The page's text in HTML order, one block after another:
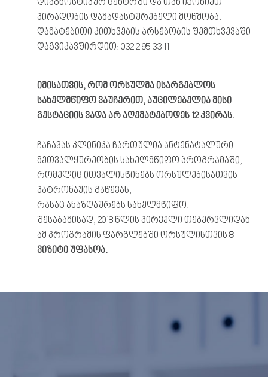
დიაგნოსტიკურ ცენტრში და თან იქონიეთ
პირადობის დამადასტურებელი მოწმობა.
დამატებითი კითხვების არსებობის შემთხვევაში
დაგვიკავშირდით: 032 2 95 33 11
იმისათვის, რომ ორსულმა ისარგებლოს
სახელმწიფო ვაუჩერით, აუცილებელია მისი
გესტაციის ვადა არ აღემატებოდეს 12 კვირას.
ჩაჩავას კლინიკა ჩართულია ანტენატალური
მეთვალყურეობის სახელმწიფო პროგრამაში,
რომელიც ითვალისწინებს ორსულებისათვის
პატრონაჟის გაწევას,
რასაც ანაზღაურებს სახელმწიფო.
შესაბამისად, 2018 წლის პირველი თებერვლიდან
ამ პროგრამის ფარგლებში ორსულისთვის8
ვიზიტი უფასოა.